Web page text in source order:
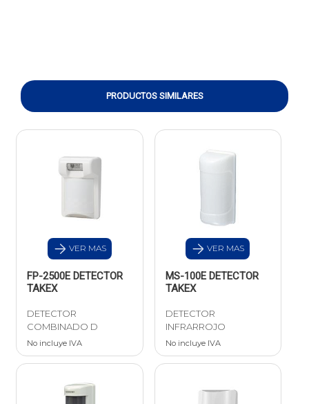
PRODUCTOS SIMILARES
VER MAS
FP-2500E DETECTOR
TAKEX
DETECTOR
COMBINADO D
No incluye IVA
VER MAS
MS-100E DETECTOR
TAKEX
DETECTOR
INFRARROJO
No incluye IVA